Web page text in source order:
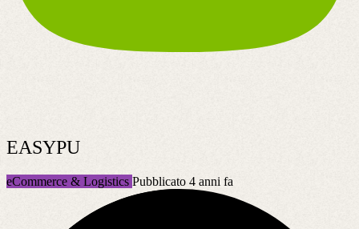
EASYPU
eCommerce & Logistics Pubblicato 4 anni fa